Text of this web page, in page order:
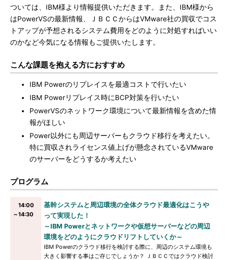
ついては、IBM様より情報提供いただきます。また、IBM様から
はPowerVSの最新情報、ＪＢＣＣからはVMware社の買収でコス
トアップが予想されるシステム費用をどのように対処すればいい
のかなど今気になる情報もご提供いたします。
こんな課題を抱える方におすすめ
IBM Powerのリプレイスを最適コストで行いたい
IBM Powerリプレイス時にBCP対策を行いたい
PowerVSのネットワーク環境について最新情報を含めた情
報がほしい
Power以外にも周辺サーバーもクラウド移行を考えたい。
特に買収されライセンス値上げが懸念されているVMware
のサーバーをどうするか考えたい
プログラム
14:00
～14:30
基幹システムと周辺環境の全体クラウド最適化はこうや
って実現した！
～IBM Powerとネットワークや仮想サーバーなどの周辺
環境をどのようにクラウドリフトしていくか～
IBM Powerのクラウド移行を検討する際に、周辺のシステム環境も
大きく影響する事はご存じでしょうか？ ＪＢＣＣではクラウド検討